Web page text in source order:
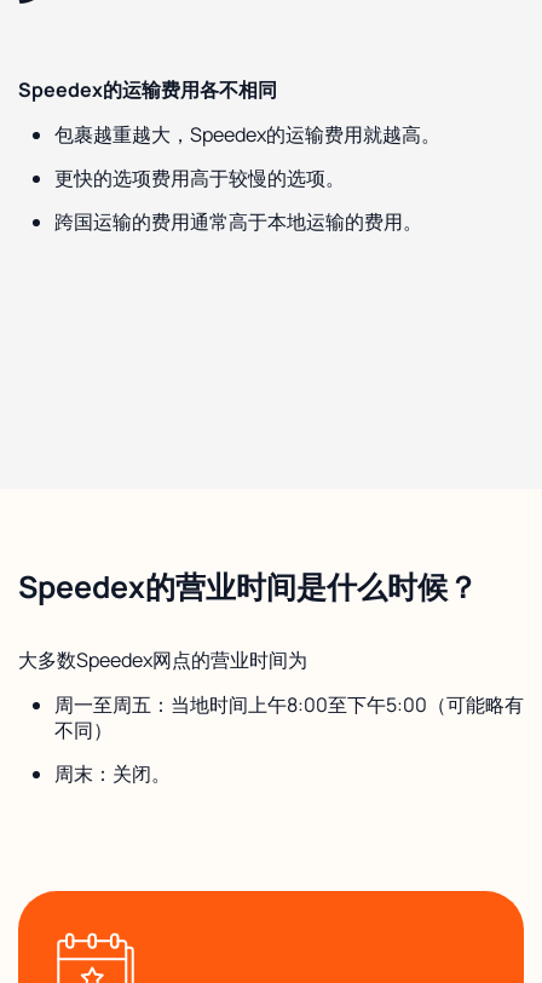
Speedex的运输费用各不相同
包裹越重越大，Speedex的运输费用就越高。
更快的选项费用高于较慢的选项。
跨国运输的费用通常高于本地运输的费用。
Speedex的营业时间是什么时候？
大多数Speedex网点的营业时间为
周一至周五：当地时间上午8:00至下午5:00（可能略有
不同）
周末：关闭。